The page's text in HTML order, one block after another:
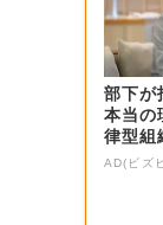
部下が
本当の
律型組
つの要
AD(ビズ